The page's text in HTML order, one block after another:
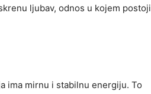
ljubav, odnos u kojem postoji
ima mirnu i stabilnu energiju. To